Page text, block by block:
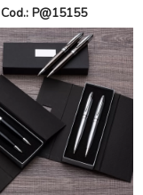
Cod.: P@15155